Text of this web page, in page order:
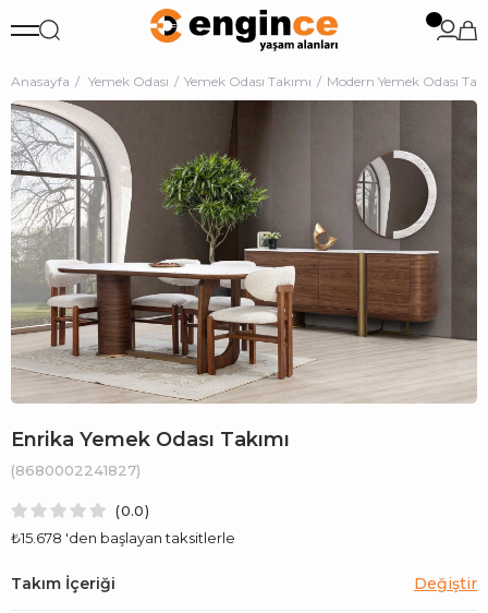
Anasayfa Yemek Odası Yemek Odası Takımı Modern Yemek Odası
Enrika Yemek Odası Takımı
(8680002241827)
0.0
₺15.678 'den başlayan taksitlerle